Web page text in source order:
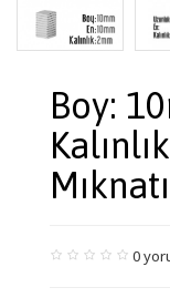
Boy:
0